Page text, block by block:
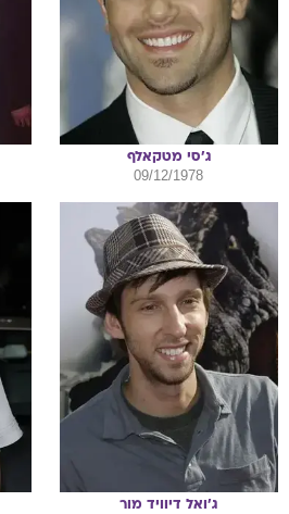
ג'סי מטקאלף
09/12/1978
ג'ואל דיוויד מור